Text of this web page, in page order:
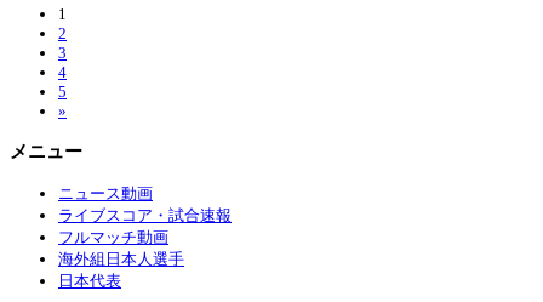
1
2
3
4
5
»
メニュー
ニュース動画
ライブスコア・試合速報
フルマッチ動画
海外組日本人選手
日本代表